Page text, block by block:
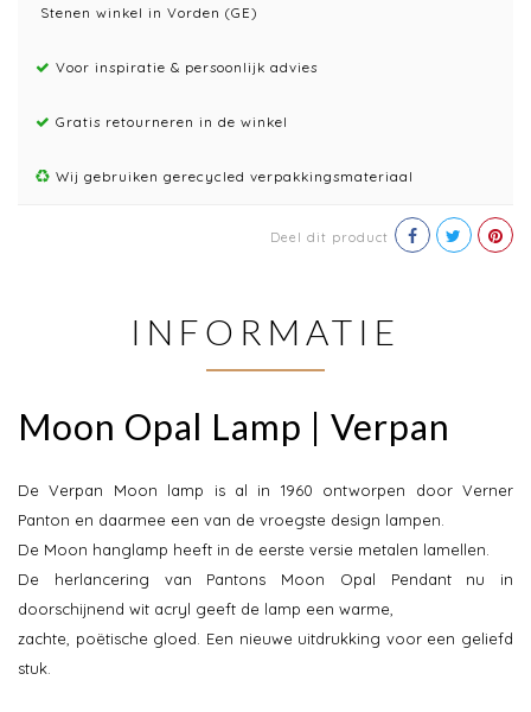
Stenen winkel in Vorden (GE)
Voor inspiratie & persoonlijk advies
Gratis retourneren in de winkel
Wij gebruiken gerecycled verpakkingsmateriaal
Deel dit product
INFORMATIE
Moon Opal Lamp | Verpan
De Verpan Moon lamp is al in 1960 ontworpen door Verner
Panton en daarmee een van de vroegste design lampen.
De Moon hanglamp heeft in de eerste versie metalen lamellen.
De herlancering van Pantons Moon Opal Pendant nu in
doorschijnend wit acryl geeft de lamp een warme,
zachte, poëtische gloed. Een nieuwe uitdrukking voor een geliefd
stuk.